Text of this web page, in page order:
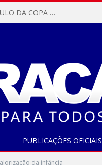
MARACANÃ SAI NA FRENTE NA DISPUTA PELO TÍTULO DA COPA PARÁ SUB-17!
PUBLICAÇÕES OFICIAIS
da infância